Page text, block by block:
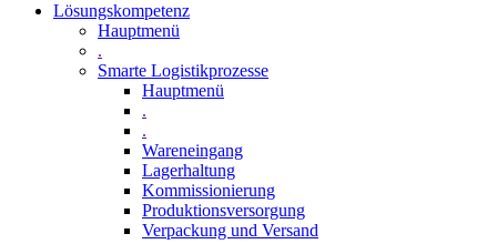
Lösungskompetenz
Hauptmenü
.
Smarte Logistikprozesse
Hauptmenü
.
.
Wareneingang
Lagerhaltung
Kommissionierung
Produktionsversorgung
Verpackung und Versand